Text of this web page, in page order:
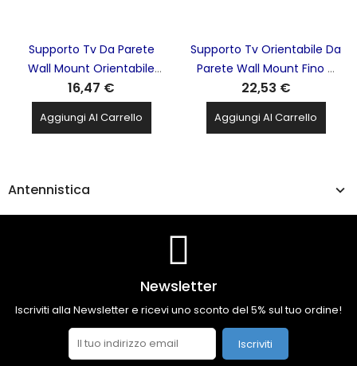
Antennistica
Supporto Tv Da Parete
Wall Mount Orientabile
Fino A 20Kg 13''-42'' Motion
Extra Slim SUPERIOR
ELECTRONICS - STV009
16,47 €
Aggiungi Al Carrello
Supporto Tv Orientabile Da
Parete Wall Mount Fino A
35Kg 32''-55'' Full Motion
Extra Slim SUPERIOR
ELECTRONICS - STV003
22,53 €
Aggiungi Al Carrello
Newsletter
Iscriviti alla Newsletter e ricevi uno sconto del 5% sul tuo ordine!
Iscriviti